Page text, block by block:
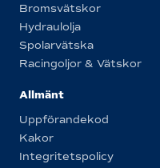
Bromsvätskor
Hydraulolja
Spolarvätska
Racingoljor & Vätskor
Allmänt
Uppförandekod
Kakor
Integritetspolicy